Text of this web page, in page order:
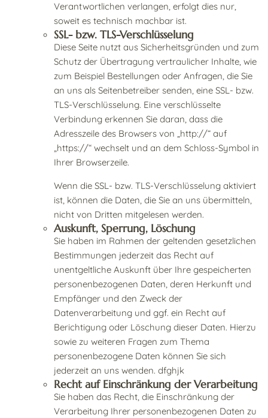
Verantwortlichen verlangen, erfolgt dies nur,
soweit es technisch machbar ist.
SSL- bzw. TLS-Verschlüsselung
Diese Seite nutzt aus Sicherheitsgründen und zum
Schutz der Übertragung vertraulicher Inhalte, wie
zum Beispiel Bestellungen oder Anfragen, die Sie
an uns als Seitenbetreiber senden, eine SSL- bzw.
TLS-Verschlüsselung. Eine verschlüsselte
Verbindung erkennen Sie daran, dass die
Adresszeile des Browsers von „http://“ auf
„https://“ wechselt und an dem Schloss-Symbol in
Ihrer Browserzeile.
Wenn die SSL- bzw. TLS-Verschlüsselung aktiviert
ist, können die Daten, die Sie an uns übermitteln,
nicht von Dritten mitgelesen werden.
Auskunft, Sperrung, Löschung
Sie haben im Rahmen der geltenden gesetzlichen
Bestimmungen jederzeit das Recht auf
unentgeltliche Auskunft über Ihre gespeicherten
personenbezogenen Daten, deren Herkunft und
Empfänger und den Zweck der
Datenverarbeitung und ggf. ein Recht auf
Berichtigung oder Löschung dieser Daten. Hierzu
sowie zu weiteren Fragen zum Thema
personenbezogene Daten können Sie sich
jederzeit an uns wenden. dfghjk
Recht auf Einschränkung der Verarbeitung
Sie haben das Recht, die Einschränkung der
Verarbeitung Ihrer personenbezogenen Daten zu